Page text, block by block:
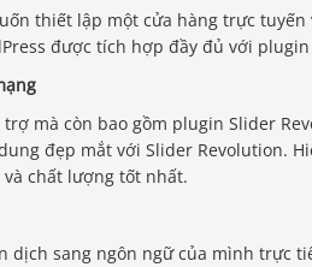
thiết lập một cửa hàng trực
được tích hợp đầy đủ với
mà còn bao gồm plugin Slider
đẹp mắt với Slider Revolution.
chất lượng tốt nhất.
dịch sang ngôn ngữ của mình trực